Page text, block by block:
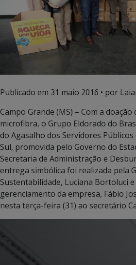
Publicado em 31 maio 2016 • por
Campo Grande (MS) – Com a doação
microfibra, o Grupo Eldorado do
do Agasalho dos Servidores
Sul, promovida pelo Governo do
Secretaria de Administração e
entrega simbólica foi realizada pela
Sustentabilidade, Luciana Bortoluci
gerenciamento da empresa, Fábio
nesta terça-feira (31) ao secretário